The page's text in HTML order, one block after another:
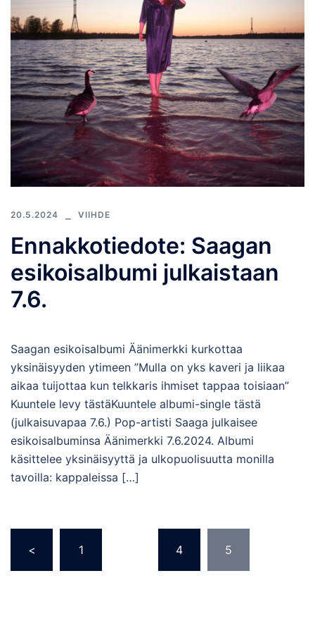
20.5.2024 VIIHDE
Ennakkotiedote: Saagan
esikoisalbumi julkaistaan
7.6.
Saagan esikoisalbumi Äänimerkki kurkottaa
yksinäisyyden ytimeen ”Mulla on yks kaveri ja liikaa
aikaa tuijottaa kun telkkaris ihmiset tappaa toisiaan”
Kuuntele levy tästäKuuntele albumi-single tästä
(julkaisuvapaa 7.6.) Pop-artisti Saaga julkaisee
esikoisalbuminsa Äänimerkki 7.6.2024. Albumi
käsittelee yksinäisyyttä ja ulkopuolisuutta monilla
tavoilla: kappaleissa […]
< 1 4 5